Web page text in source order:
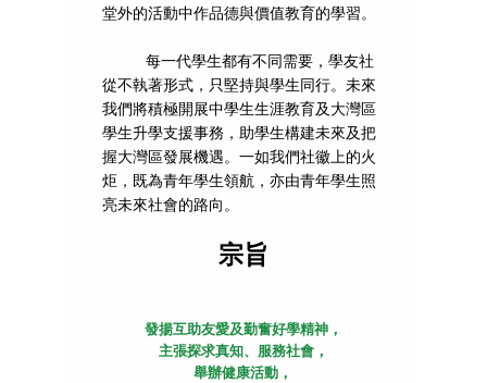
堂外的活動中作品德與價值教育的學習。
每一代學生都有不同需要，學友社
從不執著形式，只堅持與學生同行。未來
我們將積極開展中學生生涯教育及大灣區
學生升學支援事務，助學生構建未來及把
握大灣區發展機遇。一如我們社徽上的火
炬，既為青年學生領航，亦由青年學生照
亮未來社會的路向。
​宗旨
發揚互助友愛及勤奮好學精神，
主張探求真知、服務社會，
舉辦健康活動，